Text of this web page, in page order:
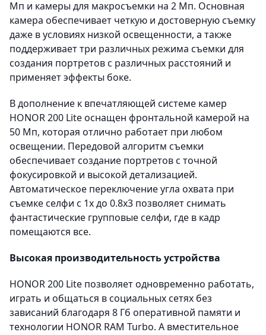
Мп и камеры для макросъемки на 2 Мп. Основная
камера обеспечивает четкую и достоверную съемку
даже в условиях низкой освещенности, а также
поддерживает три различных режима съемки для
создания портретов с различных расстояний и
применяет эффекты боке.
В дополнение к впечатляющей системе камер
HONOR 200 Lite оснащен фронтальной камерой на
50 Мп, которая отлично работает при любом
освещении. Передовой алгоритм съемки
обеспечивает создание портретов с точной
фокусировкой и высокой детализацией.
Автоматическое переключение угла охвата при
съемке селфи с 1x до 0.8x3 позволяет снимать
фантастические групповые селфи, где в кадр
помещаются все.
Высокая производительность устройства
HONOR 200 Lite позволяет одновременно работать,
играть и общаться в социальных сетях без
зависаний благодаря 8 Гб оперативной памяти и
технологии HONOR RAM Turbo. А вместительное